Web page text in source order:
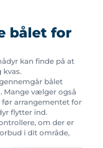
bålet for
kan finde på at
kvas.
bålet
Mange vælger også
arrangementet for
flytter ind.
om der er
i dit område,